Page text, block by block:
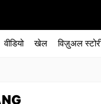
वीडियो खेल विज़ुअल